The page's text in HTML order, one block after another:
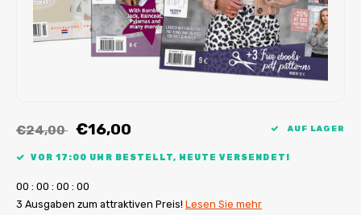
My Image Tutorials
My Image Korrekturen
B-Trendy Korrekturen
Freebooks
Ebook Plotservice
€24,00 €16,00 AUF LAGER
VOR 17:00 UHR BESTELLT, HEUTE VERSENDET!
00 : 00 : 00 : 00
3 Ausgaben zum attraktiven Preis! Lesen Sie mehr